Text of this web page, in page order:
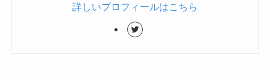
詳しいプロフィールはこちら